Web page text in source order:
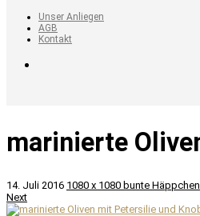
Unser Anliegen
AGB
Kontakt
marinierte
14. Juli 2016 1080 x 1080 bunte
Next